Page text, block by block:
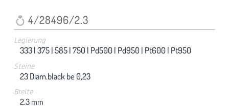
4/28496/2.3
Legierung
333 |375 |585 |750 | Pd500 | Pd950 | Pt600 | Pt950
Steine
23 Diam.black be 0,23
Breite
2.3 mm